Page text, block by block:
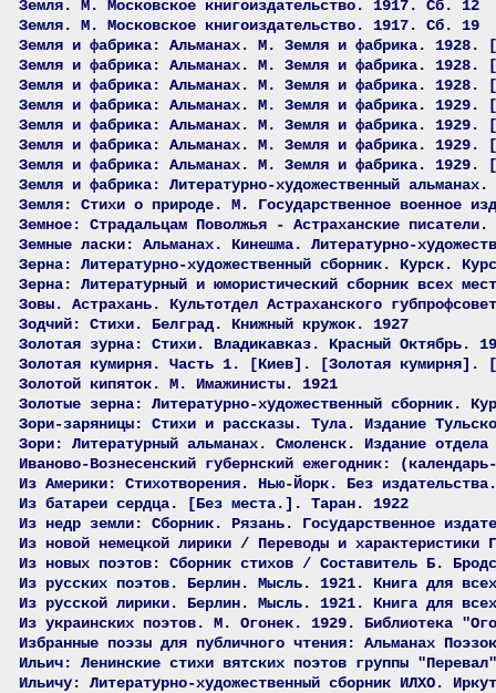
Земля. М. Московское книгоиздательство. 1917. Сб. 12
Земля. М. Московское книгоиздательство. 1917. Сб. 19
Земля и фабрика: Альманах. М. Земля и фабрика.
Земля и фабрика: Альманах. М. Земля и фабрика.
Земля и фабрика: Альманах. М. Земля и фабрика.
Земля и фабрика: Альманах. М. Земля и фабрика.
Земля и фабрика: Альманах. М. Земля и фабрика.
Земля и фабрика: Альманах. М. Земля и фабрика.
Земля и фабрика: Альманах. М. Земля и фабрика.
Земля и фабрика: Литературно-художественный
Земля: Стихи о природе. М. Государственное военное
Земное: Страдальцам Поволжья - Астраханские
Земные ласки: Альманах. Кинешма. Литературно-
Зерна: Литературно-художественный сборник. Курск.
Зерна: Литературный и юмористический сборник всех
Зовы. Астрахань. Культотдел Астраханского
Зодчий: Стихи. Белград. Книжный кружок. 1927
Золотая зурна: Стихи. Владикавказ. Красный Октябрь.
Золотая кумирня. Часть 1. [Киев]. [Золотая кумирня].
Золотой кипяток. М. Имажинисты. 1921
Золотые зерна: Литературно-художественный сборник.
Зори-заряницы: Стихи и рассказы. Тула. Издание
Зори: Литературный альманах. Смоленск. Издание
Иваново-Вознесенский губернский ежегодник:
Из Америки: Стихотворения. Нью-Йорк. Без
Из батареи сердца. [Без места.]. Таран. 1922
Из недр земли: Сборник. Рязань. Государственное
Из новой немецкой лирики / Переводы и
Из новых поэтов: Сборник стихов / Составитель Б.
Из русских поэтов. Берлин. Мысль. 1921. Книга для
Из русской лирики. Берлин. Мысль. 1921. Книга для
Из украинских поэтов. М. Огонек. 1929. Библиотека
Избранные поэзы для публичного чтения: Альманах
Ильич: Ленинские стихи вятских поэтов группы
Ильичу: Литературно-художественный сборник ИЛХО.